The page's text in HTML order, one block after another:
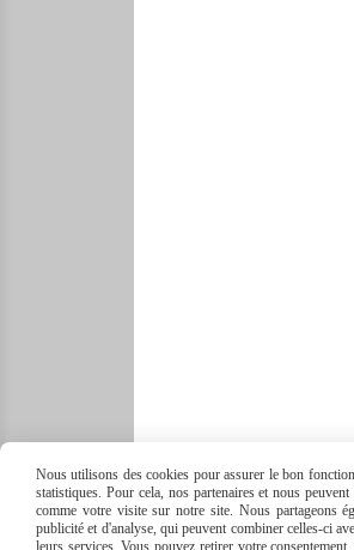
Nous utilisons des cookies pour assurer le bon
statistiques. Pour cela, nos partenaires et nous
comme votre visite sur notre site. Nous partageons
publicité et d'analyse, qui peuvent combiner celles-ci
leurs services. Vous pouvez retirer votre